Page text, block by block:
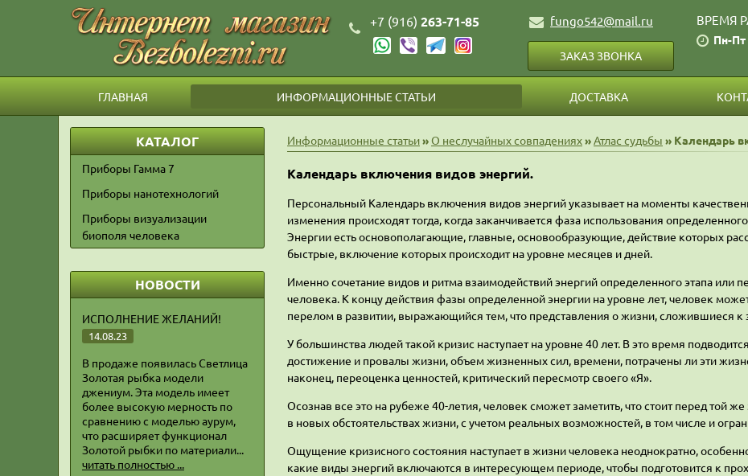
+7 (916) 263-71-85 fungo542@mail.ru
ЗАКАЗ ЗВОНКА
ВРЕМЯ
Пн-Пт
ГЛАВНАЯ ИНФОРМАЦИОННЫЕ СТАТЬИ ДОСТАВКА
КАТАЛОГ
Приборы Гамма 7
Приборы нанотехнологий
Приборы визуализации
биополя человека
НОВОСТИ
ИСПОЛНЕНИЕ ЖЕЛАНИЙ!
14.08.23
В продаже появилась Светлица
Золотая рыбка модели
джениум. Эта модель имеет
более высокую мерность по
сравнению с моделью аурум,
что расширяет функционал
Золотой рыбки по материали...
читать полностью ...
Информационные статьи»О неслучайных совпадениях»Атлас судьбы » Календарь
Календарь включения видов энергий.
Персональный Календарь включения видов энергий указывает на моменты
изменения происходят тогда, когда заканчивается фаза использования
Энергии есть основополагающие, главные, основообразующие, действие которых
быстрые, включение которых происходит на уровне месяцев и дней.
Именно сочетание видов и ритма взаимодействий энергий определенного этапа или
человека. К концу действия фазы определенной энергии на уровне лет, человек
перелом в развитии, выражающийся тем, что представления о жизни, сложившиеся к
У большинства людей такой кризис наступает на уровне 40 лет. В это время
достижение и провалы жизни, объем жизненных сил, времени, потрачены ли эти
наконец, переоценка ценностей, критический пересмотр своего «Я».
Осознав все это на рубеже 40-летия, человек сможет заметить, что стоит перед той
в новых обстоятельствах жизни, с учетом реальных возможностей, в том числе и
Ощущение кризисного состояния наступает в жизни человека неоднократно,
какие виды энергий включаются в интересующем периоде, чтобы подготовится к